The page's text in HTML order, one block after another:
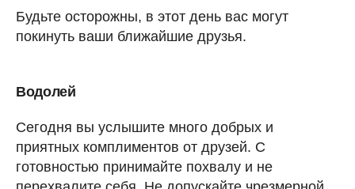
Будьте осторожны, в этот день вас могут
покинуть ваши ближайшие друзья.
Водолей
Сегодня вы услышите много добрых и
приятных комплиментов от друзей. С
готовностью принимайте похвалу и не